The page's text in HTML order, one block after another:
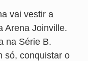
vai vestir a
Arena Joinville.
na Série B.
só, conquistar o